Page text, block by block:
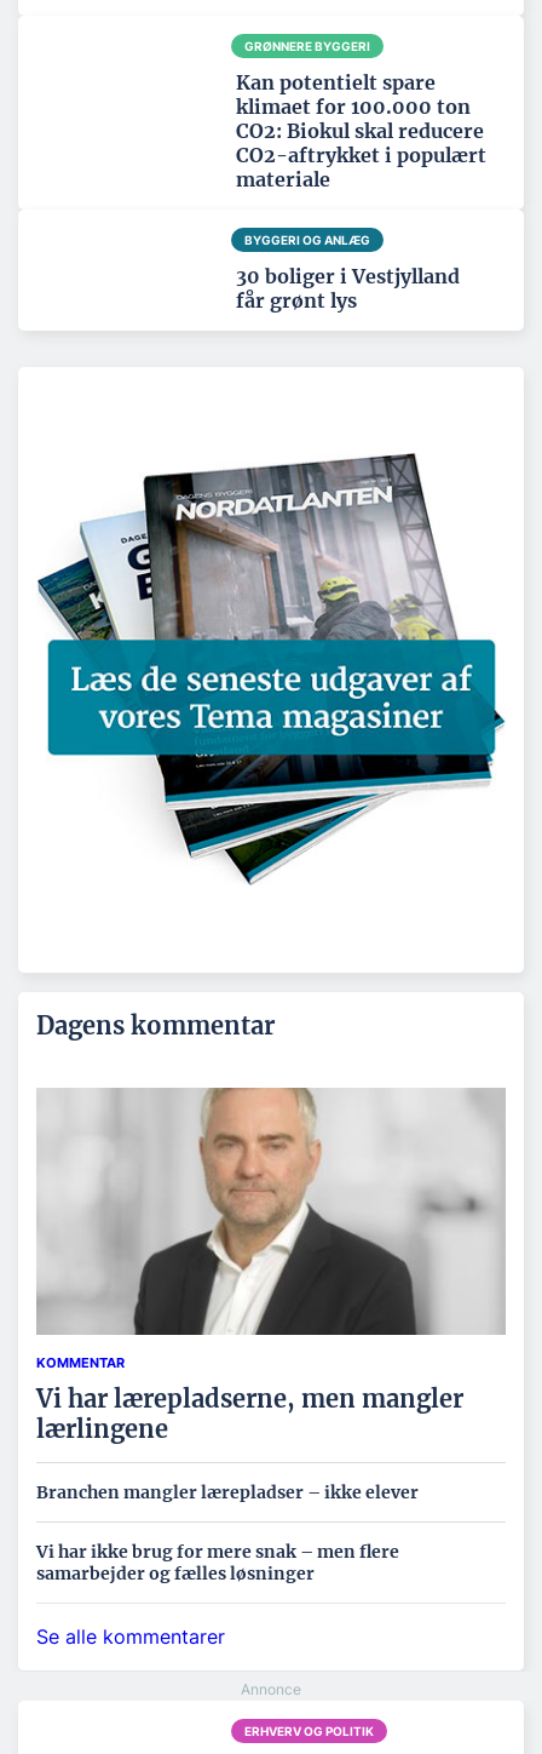
GRØNNERE BYGGERI
Kan potentielt spare
klimaet for 100.000 ton
CO2: Biokul skal reducere
CO2-aftrykket i populært
materiale
BYGGERI OG ANLÆG
30 boliger i Vestjylland
får grønt lys
Dagens kommentar
KOMMENTAR
Vi har lærepladserne, men mangler
lærlingene
Branchen mangler lærepladser – ikke elever
Vi har ikke brug for mere snak – men flere
samarbejder og fælles løsninger
Se alle kommentarer
ERHVERV OG POLITIK